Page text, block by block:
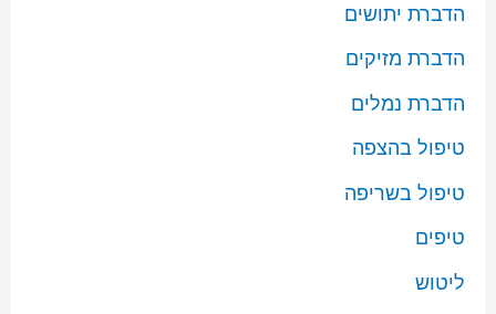
הדברת יתושים
הדברת מזיקים
הדברת נמלים
טיפול בהצפה
טיפול בשריפה
טיפים
ליטוש